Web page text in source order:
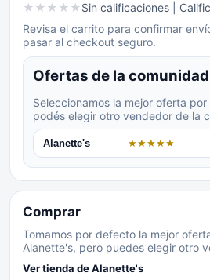
★ ★ ★ ★ ★Sin calificaciones |
Revisa el carrito para confirmar
pasar al checkout seguro.
Ofertas de la comunidad
Seleccionamos la mejor oferta
podés elegir otro vendedor de la
Alanette's ★★★★★
Comprar
Tomamos por defecto la mejor
Alanette's, pero puedes elegir otro
Ver tienda deAlanette's